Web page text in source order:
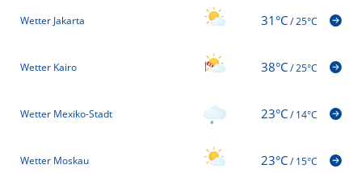
Wetter Jakarta 31°C/25°C
Wetter Kairo 38°C/25°C
Wetter Mexiko-Stadt 23°C/14°C
Wetter Moskau 23°C/15°C